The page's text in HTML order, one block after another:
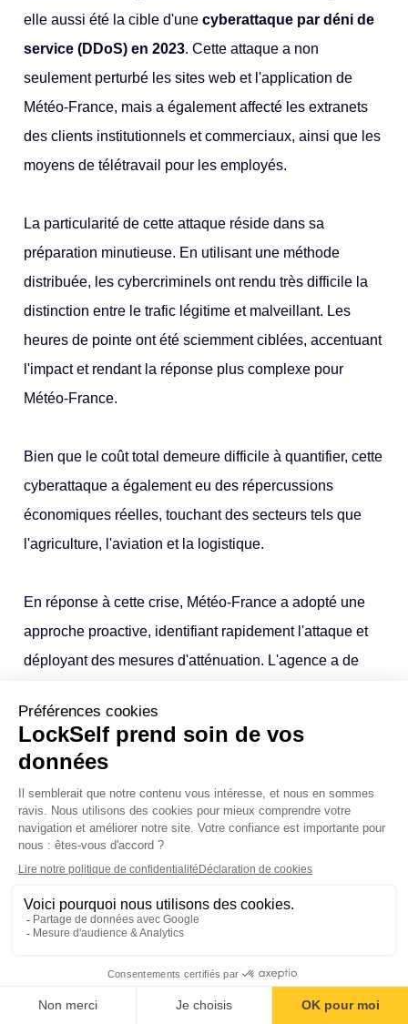
elle aussi été la cible d'unecyberattaque par déni de
service (DDoS) en 2023. Cette attaque a non
seulement perturbé les sites web et l'application de
Météo-France, mais a également affecté les extranets
des clients institutionnels et commerciaux, ainsi que les
moyens de télétravail pour les employés.
La particularité de cette attaque réside dans sa
préparation minutieuse. En utilisant une méthode
distribuée, les cybercriminels ont rendu très difficile la
distinction entre le trafic légitime et malveillant. Les
heures de pointe ont été sciemment ciblées, accentuant
l'impact et rendant la réponse plus complexe pour
Météo-France.
Bien que le coût total demeure difficile à quantifier, cette
cyberattaque a également eu des répercussions
économiques réelles, touchant des secteurs tels que
l'agriculture, l'aviation et la logistique.
En réponse à cette crise, Météo-France a adopté une
approche proactive, identifiant rapidement l'attaque et
déployant des mesures d'atténuation. L'agence a de
de l'attaque et les actions entreprises pour y remédier.
Vous l’aurez compris, l'année 2023 a marqué une
intensification descyberattaques à l'encontre du
secteur public français. Les administrations
gouvernementales, et même des entités majeures
comme France Travail ont été la cible d’attaques
Sommaire